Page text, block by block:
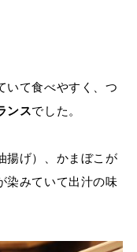
いて食べやすく、つ
ンスでした。
揚げ）、かまぼこが
染みていて出汁の味